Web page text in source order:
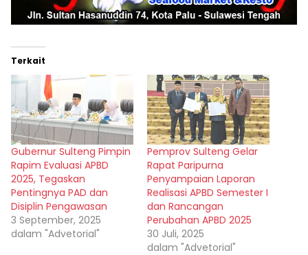
Terkait
Gubernur Sulteng Pimpin
Rapim Evaluasi APBD
2025, Tegaskan
Pentingnya PAD dan
Disiplin Pengawasan
3 September, 2025
dalam "Advetorial"
Pemprov Sulteng Gelar
Rapat Paripurna
Penyampaian Laporan
Realisasi APBD Semester I
dan Rancangan
Perubahan APBD 2025
30 Juli, 2025
dalam "Advetorial"